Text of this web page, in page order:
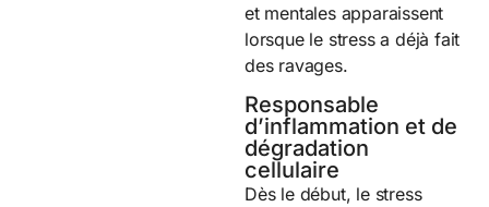
et mentales apparaissent
lorsque le stress a déjà fait
des ravages.
Responsable
d’inflammation et de
dégradation
cellulaire
Dès le début, le stress